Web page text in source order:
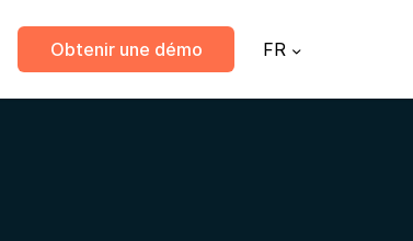
Obtenir une démo FR